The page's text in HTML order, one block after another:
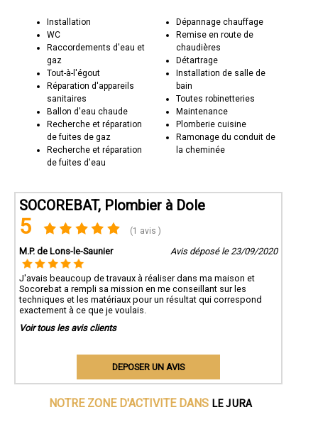
Installation
WC
Raccordements d'eau et
gaz
Tout-à-l'égout
Réparation d'appareils
sanitaires
Ballon d'eau chaude
Recherche et réparation
de fuites de gaz
Recherche et réparation
de fuites d'eau
Dépannage chauffage
Remise en route de
chaudières
Détartrage
Installation de salle de
bain
Toutes robinetteries
Maintenance
Plomberie cuisine
Ramonage du conduit de
la cheminée
SOCOREBAT, Plombier à Dole
5 (1 avis )
M.P. de Lons-le-Saunier Avis déposé le 23/09/2020
J'avais beaucoup de travaux à réaliser dans ma maison et
Socorebat a rempli sa mission en me conseillant sur les
techniques et les matériaux pour un résultat qui correspond
exactement à ce que je voulais.
Voir tous les avis clients
DEPOSER UN AVIS
NOTRE ZONE D'ACTIVITE DANS LE JURA